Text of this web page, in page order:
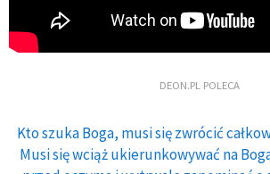
DEON.PL POLECA
Kto szuka Boga, musi się zwrócić
Musi się wciąż ukierunkowywać na